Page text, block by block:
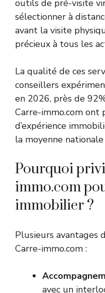
outils de pré-visite
sélectionner à
avant la visite
précieux à tous les
La qualité de ces
conseillers
en 2026, près de
Carre-immo.com ont
d’expérience
la moyenne nationale
Pourquoi
immo.com
immobilier ?
Plusieurs avantages
Carre-immo.com :
avec un